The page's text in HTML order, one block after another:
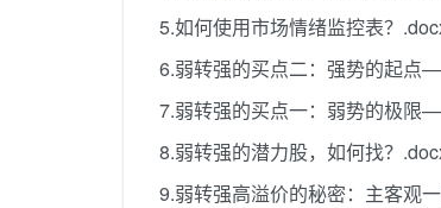
5.如何使用市场情绪监控表？
6.弱转强的买点二：强势的起
7.弱转强的买点一：弱势的极
8.弱转强的潜力股，如何找？
9.弱转强高溢价的秘密：主客观